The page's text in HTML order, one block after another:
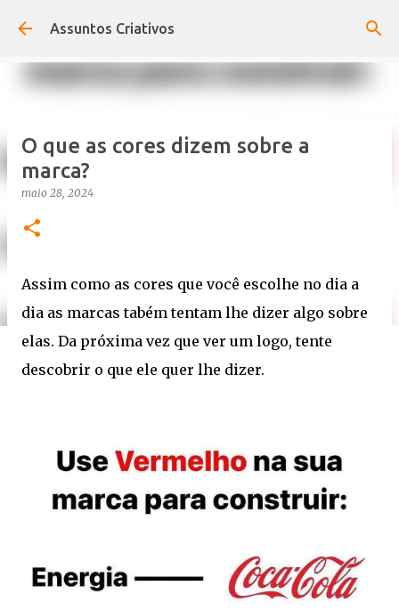
Pular para o conteúdo principal
Assuntos Criativos
O que as cores dizem sobre a
marca?
maio 28, 2024
Assim como as cores que você escolhe no dia a
dia as marcas tabém tentam lhe dizer algo sobre
elas. Da próxima vez que ver um logo, tente
descobrir o que ele quer lhe dizer.